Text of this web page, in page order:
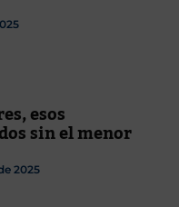
esos
sin el menor
2025